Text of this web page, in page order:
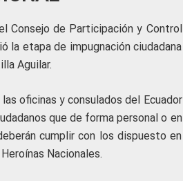
Consejo de Participación y Control
la etapa de impugnación ciudadana
Aguilar.
oficinas y consulados del Ecuador
que de forma personal o en
cumplir con los dispuesto en
Nacionales.